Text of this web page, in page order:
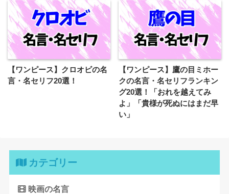
【ワンピース】クロオビの名
言・名セリフ20選！
【ワンピース】鷹の目ミホー
クの名言・名セリフランキン
グ20選！「おれを越えてみ
よ」「貴様が死ぬにはまだ早
い」
カテゴリー
映画の名言